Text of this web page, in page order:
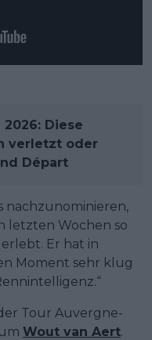
Diese
verletzt oder
Départ
nachzunominieren,
letzten Wochen so
Er hat in
Moment sehr klug
Tour Auvergne-
Wout van Aert.